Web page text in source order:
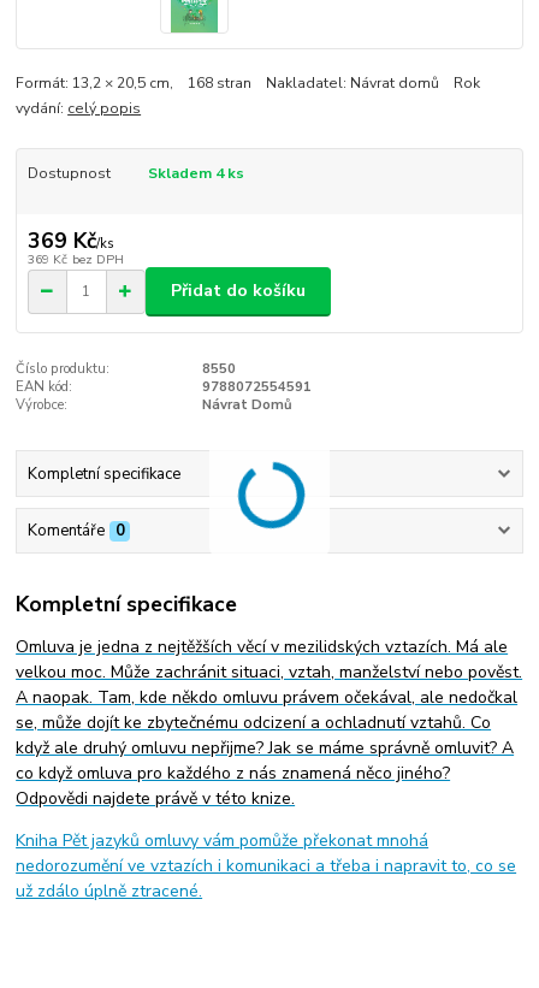
Formát: 13,2 × 20,5 cm, 168 stran Nakladatel: Návrat domů Rok
vydání: celý popis
Dostupnost Skladem 4 ks
369 Kč/ks
369 Kč bez DPH
Přidat do košíku
Číslo produktu:
8550
EAN kód:
9788072554591
Výrobce:
Návrat Domů
Kompletní specifikace
Komentáře 0
Kompletní specifikace
Omluva je jedna z nejtěžších věcí v mezilidských vztazích. Má ale
velkou moc. Může zachránit situaci, vztah, manželství nebo pověst.
A naopak. Tam, kde někdo omluvu právem očekával, ale nedočkal
se, může dojít ke zbytečnému odcizení a ochladnutí vztahů. Co
když ale druhý omluvu nepřijme? Jak se máme správně omluvit? A
co když omluva pro každého z nás znamená něco jiného?
Odpovědi najdete právě v této knize.
Kniha Pět jazyků omluvy vám pomůže překonat mnohá
nedorozumění ve vztazích i komunikaci a třeba i napravit to, co se
už zdálo úplně ztracené.